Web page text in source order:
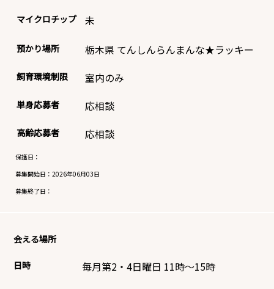
マイクロチップ 未
預かり場所 栃木県 てんしんらんまんな★ラッキー
飼育環境制限 室内のみ
単身応募者 応相談
高齢応募者 応相談
保護日：
募集開始日： 2026年06月03日
募集終了日：
会える場所
日時 毎月第2・4日曜日 11時～15時